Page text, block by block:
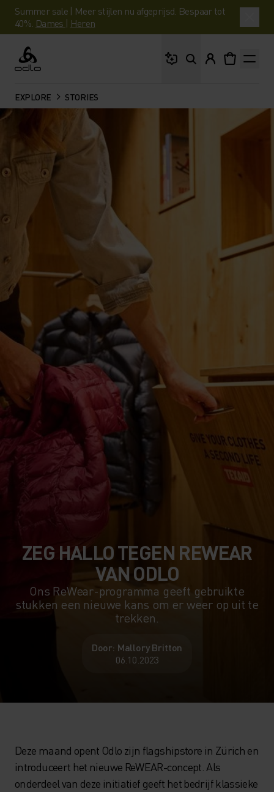
Summer sale | Meer stijlen nu afgeprijsd. Bespaar tot
40%. Dames | Heren
Odlo
EXPLORE STORIES
ZEG HALLO TEGEN REWEAR
VAN ODLO
Ons ReWear-programma geeft gebruikte
stukken een nieuwe kans om er weer op uit te
trekken.
Door: Mallory Britton
06.10.2023
Deze maand opent Odlo zijn flagshipstore in Zürich en
introduceert het nieuwe ReWEAR-concept. Als
onderdeel van deze initiatief geeft het bedrijf klassieke